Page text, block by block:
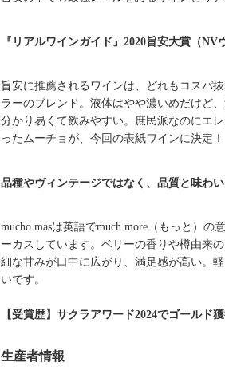
『リアルワインガイド』2020旨安大賞（NV
旨安に推薦されるワインは、どれもコスパ
ラーのブレンド。液体はやや濃いめだけど
分かり易くて飲みやすい。庶民派なのにエ
ったムーチョが、今回の表紙ワインに決定
品種やヴィンテージではなく、品質と味わ
mucho masは英語でmuch more（もっと）
ーカスしています。ベリーの香りや樽由来
細な甘みが口中に広がり、満足感が高い。
いです。
【受賞歴】サクラアワード2024でゴールド
生産者情報